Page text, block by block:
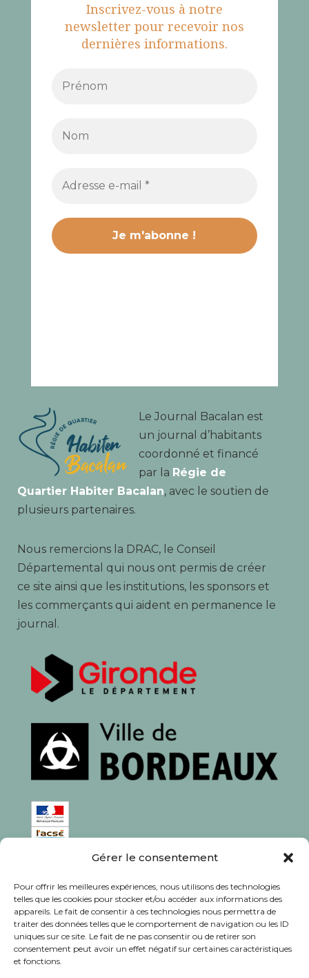
Gérer le consentement
Pour offrir les meilleures expériences, nous utilisons des technologies
telles que les cookies pour stocker et/ou accéder aux informations des
appareils. Le fait de consentir à ces technologies nous permettra de
traiter des données telles que le comportement de navigation ou les ID
uniques sur ce site. Le fait de ne pas consentir ou de retirer son
consentement peut avoir un effet négatif sur certaines caractéristiques
et fonctions.
Inscrivez-vous à notre
newsletter pour recevoir nos
dernières informations.
Le Journal Bacalan est
un journal d’habitants
coordonné et financé
par la Régie de
Quartier Habiter Bacalan, avec le soutien de
plusieurs partenaires.
Nous remercions la DRAC, le Conseil
Départemental qui nous ont permis de créer
ce site ainsi que les institutions, les sponsors et
les commerçants qui aident en permanence le
journal.
Rédaction, photos et corrections : habitants et
associations du quartier